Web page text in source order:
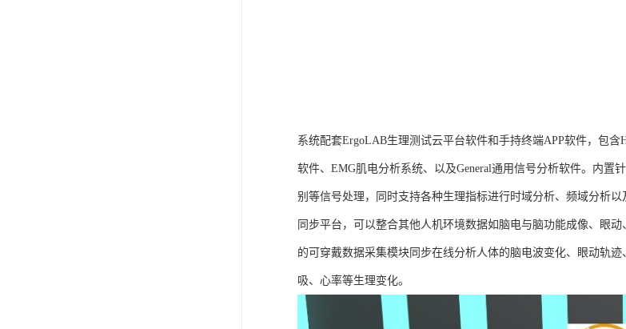
系统配套ErgoLAB生理测试云平台软件和手持终端APP软件，包
软件、EMG肌电分析系统、以及General通用信号分析软件。内
别等信号处理，同时支持各种生理指标进行时域分析、频域分析
同步平台，可以整合其他人机环境数据如脑电与脑功能成像、眼
的可穿戴数据采集模块同步在线分析人体的脑电波变化、眼动轨
吸、心率等生理变化。